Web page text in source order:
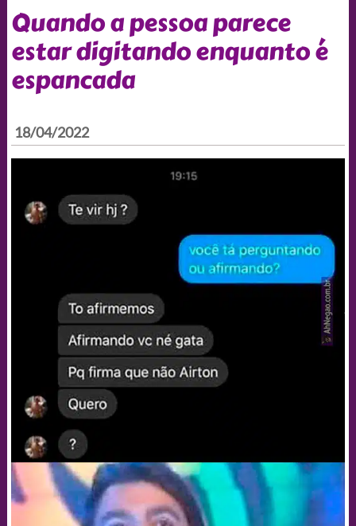
Quando a pessoa parece
estar digitando enquanto é
espancada
18/04/2022